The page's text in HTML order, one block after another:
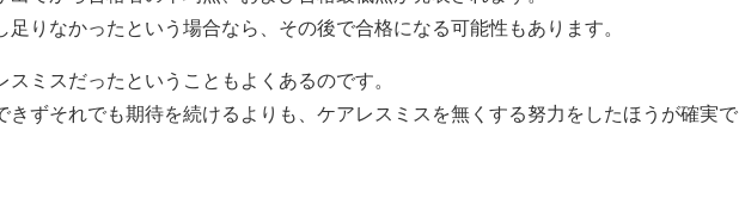
りなかったという場合なら、その後で合格になる可能性もあります。
ミスだったということもよくあるのです。
きずそれでも期待を続けるよりも、ケアレスミスを無くする努力をしたほうが確実で